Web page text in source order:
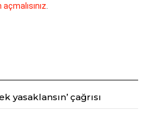
yasaklansın’ çağrısı